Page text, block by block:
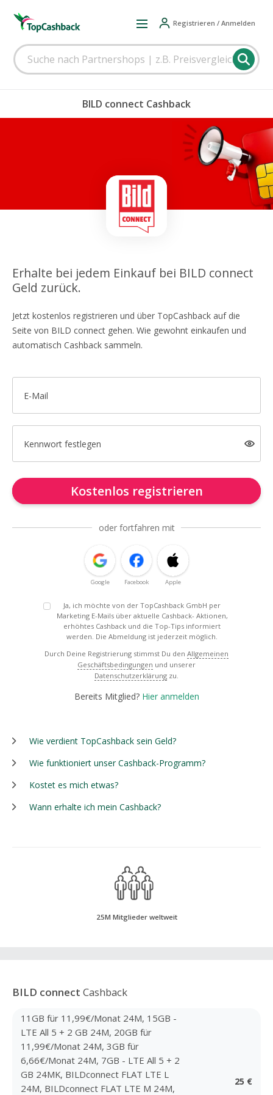
Registrieren / Anmelden
BILD connect Cashback
Erhalte bei jedem Einkauf bei BILD connect
Geld zurück.
Jetzt kostenlos registrieren und über TopCashback auf die
Seite von BILD connect gehen. Wie gewohnt einkaufen und
automatisch Cashback sammeln.
E-Mail
Kennwort festlegen
Kostenlos registrieren
oder fortfahren mit
Google Facebook Apple
Ja, ich möchte von der TopCashback GmbH per
Marketing E-Mails über aktuelle Cashback- Aktionen,
erhöhtes Cashback und die Top-Tips informiert
werden. Die Abmeldung ist jederzeit möglich.
Durch Deine Registrierung stimmst Du den Allgemeinen
Geschäftsbedingungen und unserer
Datenschutzerklärung zu.
Bereits Mitglied? Hier anmelden
Wie verdient TopCashback sein Geld?
Wie funktioniert unser Cashback-Programm?
Kostet es mich etwas?
Wann erhalte ich mein Cashback?
25M Mitglieder weltweit
BILD connect Cashback
11GB für 11,99€/Monat 24M, 15GB -
LTE All 5 + 2 GB 24M, 20GB für
11,99€/Monat 24M, 3GB für
6,66€/Monat 24M, 7GB - LTE All 5 + 2
GB 24MK, BILDconnect FLAT LTE L
24M, BILDconnect FLAT LTE M 24M,
25 €